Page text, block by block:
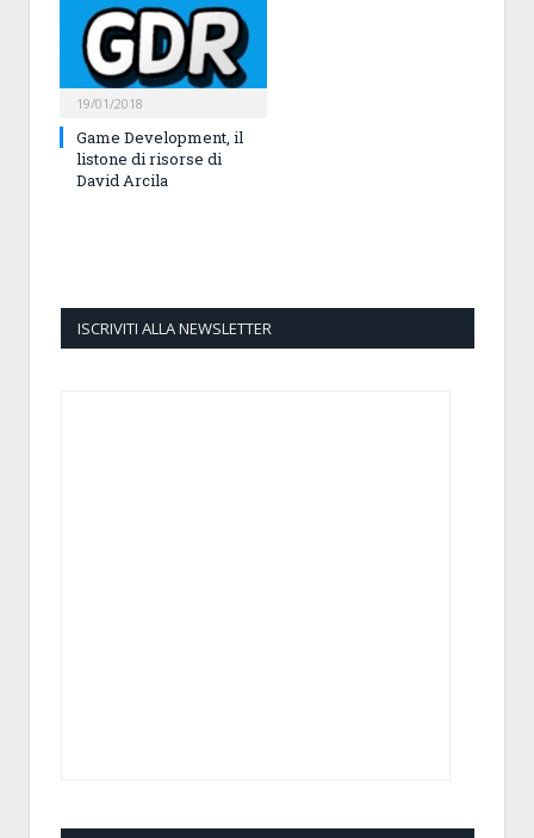
19/01/2018
Game Development, il
listone di risorse di
David Arcila
ISCRIVITI ALLA NEWSLETTER